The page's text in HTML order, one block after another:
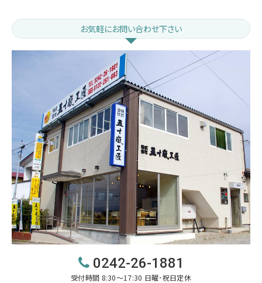
お気軽にお問い合わせ下さい
0242-26-1881
受付時間 8:30～17:30 日曜･祝日定休